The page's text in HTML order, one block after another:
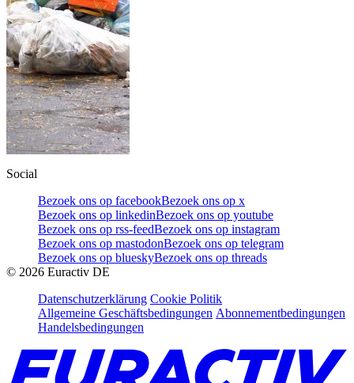
Social
Bezoek ons op facebookBezoek ons op x
Bezoek ons op linkedinBezoek ons op youtube
Bezoek ons op rss-feedBezoek ons op instagram
Bezoek ons op mastodonBezoek ons op telegram
Bezoek ons op blueskyBezoek ons op threads
© 2026 Euractiv DE
Datenschutzerklärung Cookie Politik
Allgemeine Geschäftsbedingungen Abonnementbedingungen
Handelsbedingungen